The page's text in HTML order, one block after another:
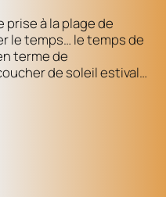
prise à la plage de
le temps… le temps de
terme de
de soleil estival…